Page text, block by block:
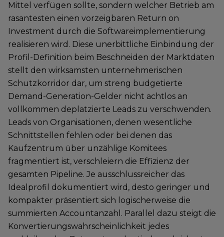
Mittel verfügen sollte, sondern welcher Betrieb am
rasantesten einen vorzeigbaren Return on
Investment durch die Softwareimplementierung
realisieren wird. Diese unerbittliche Einbindung der
Profil-Definition beim Beschneiden der Marktdaten
stellt den wirksamsten unternehmerischen
Schutzkorridor dar, um streng budgetierte
Demand-Generation-Gelder nicht achtlos an
vollkommen deplatzierte Leads zu verschwenden.
Leads von Organisationen, denen wesentliche
Schnittstellen fehlen oder bei denen das
Kaufzentrum über unzählige Komitees
fragmentiert ist, verschleiern die Effizienz der
gesamten Pipeline. Je ausschlussreicher das
Idealprofil dokumentiert wird, desto geringer und
kompakter präsentiert sich logischerweise die
summierten Accountanzahl. Parallel dazu steigt die
Konvertierungswahrscheinlichkeit jedes